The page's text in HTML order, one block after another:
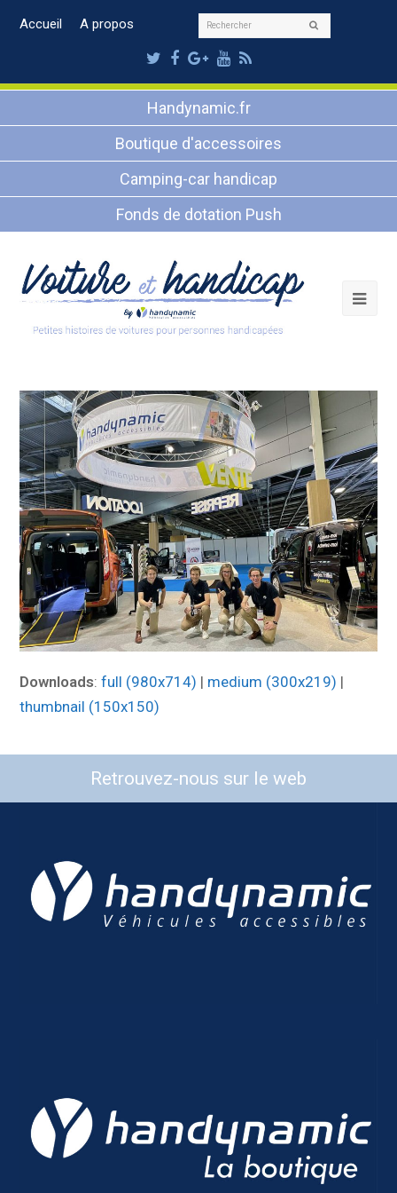
Accueil A propos Rechercher
Twitter
Facebook
Google
Plus
Youtube
RSS
Handynamic.fr
Boutique d'accessoires
Camping-car handicap
Fonds de dotation Push
Downloads:full (980x714) | medium (300x219) |
thumbnail (150x150)
Retrouvez-nous sur le web